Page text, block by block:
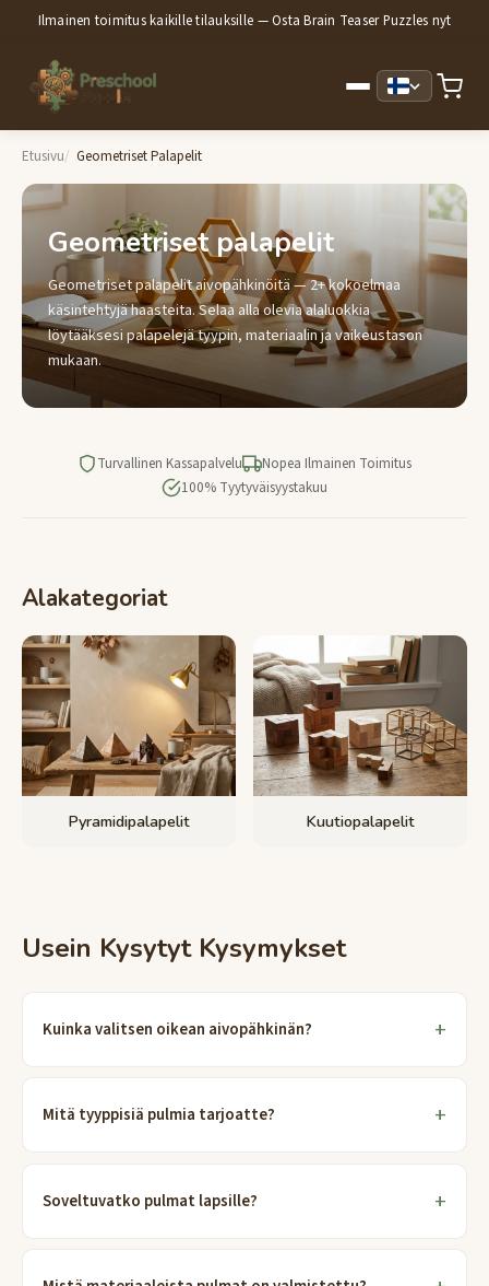
Ilmainen toimitus kaikille tilauksille — Osta Brain Teaser Puzzles nyt
Etusivu Geometriset Palapelit
Geometriset palapelit
Geometriset palapelit aivopähkinöitä — 2+ kokoelmaa
käsintehtyjä haasteita. Selaa alla olevia alaluokkia
löytääksesi palapelejä tyypin, materiaalin ja vaikeustason
mukaan.
Turvallinen Kassapalvelu
Nopea Ilmainen Toimitus
100% Tyytyväisyystakuu
Alakategoriat
Pyramidipalapelit Kuutiopalapelit
Usein Kysytyt Kysymykset
Kuinka valitsen oikean aivopähkinän?
Mitä tyyppisiä pulmia tarjoatte?
Soveltuvatko pulmat lapsille?